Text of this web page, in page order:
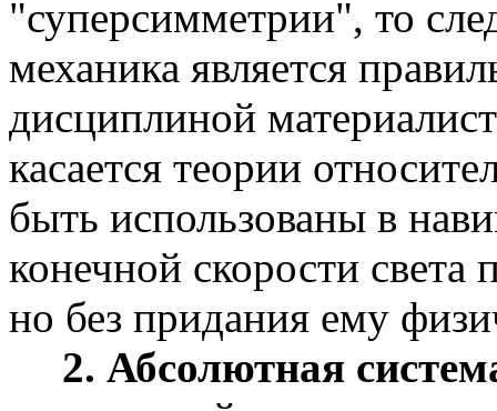
"суперсимметрии", то
механика является
дисциплиной
касается теории
быть использованы в
конечной скорости
но без придания ему
2. Абсолютная